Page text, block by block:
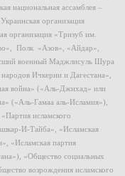
национальная ассамблея –
организация
организация «Тризуб им.
Полк «Азов», «Айдар»,
военный Маджлисуль Шура
Ичкерии и Дагестана»,
война» («Аль-Джихад» или
(«Аль-Гамаа аль-Исламия»),
исламского
И-Тайба», «Исламская
«Исламская партия
«Общество социальных
возрождения исламского